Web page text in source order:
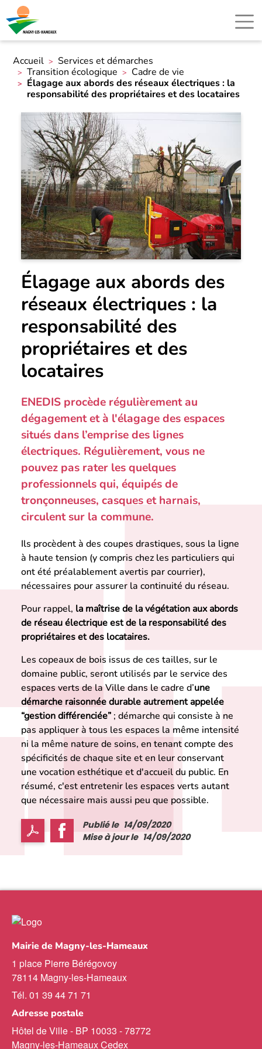
Accueil
Services et démarches
Transition écologique
Cadre de vie
Élagage aux abords des réseaux électriques : la
responsabilité des propriétaires et des locataires
Élagage aux abords des
réseaux électriques : la
responsabilité des
propriétaires et des
locataires
ENEDIS procède régulièrement au
dégagement et à l'élagage des espaces
situés dans l’emprise des lignes
électriques. Régulièrement, vous ne
pouvez pas rater les quelques
professionnels qui, équipés de
tronçonneuses, casques et harnais,
circulent sur la commune.
Ils procèdent à des coupes drastiques, sous la ligne
à haute tension (y compris chez les particuliers qui
ont été préalablement avertis par courrier),
nécessaires pour assurer la continuité du réseau.
Pour rappel, la maîtrise de la végétation aux abords
de réseau électrique est de la responsabilité des
propriétaires et des locataires.
Les copeaux de bois issus de ces tailles, sur le
domaine public, seront utilisés par le service des
espaces verts de la Ville dans le cadre d’une
démarche raisonnée durable autrement appelée
“gestion différenciée”; démarche qui consiste à ne
pas appliquer à tous les espaces la même intensité
ni la même nature de soins, en tenant compte des
spécificités de chaque site et en leur conservant
une vocation esthétique et d'accueil du public. En
résumé, c'est entretenir les espaces verts autant
que nécessaire mais aussi peu que possible.
Publié le 14/09/2020
Mise à jour le 14/09/2020
Mairie de Magny-les-Hameaux
1 place Pierre Bérégovoy
78114 Magny-les-Hameaux
Tél. 01 39 44 71 71
Adresse postale
Hôtel de Ville - BP 10033 - 78772
Magny-les-Hameaux Cedex